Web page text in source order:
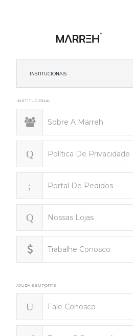
INSTITUCIONAIS
INSTITUCIONAL
Sobre A Marreh
Política De Privacidade
Portal De Pedidos
Nossas Lojas
Trabalhe Conosco
AJUDA E SUPORTE
Fale Conosco